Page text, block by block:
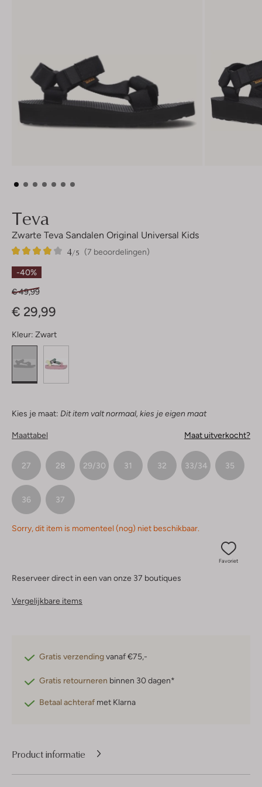
Teva
Zwarte Teva Sandalen Original Universal Kids
(7 beoordelingen)
4/5
7
4
Sterren
-40%
€ 49,99
€ 29,99
Kleur: Zwart
Kies je maat: Dit item valt normaal, kies je eigen maat
Maattabel Maat uitverkocht?
27 28 29/30 31 32 33/34 35
36 37
Sorry, dit item is momenteel (nog) niet beschikbaar.
Favoriet
Reserveer direct in een van onze 37 boutiques
Vergelijkbare items
Gratis verzendingvanaf €75,-
Gratis retourneren binnen 30 dagen*
Betaal achteraf met Klarna
Product informatie